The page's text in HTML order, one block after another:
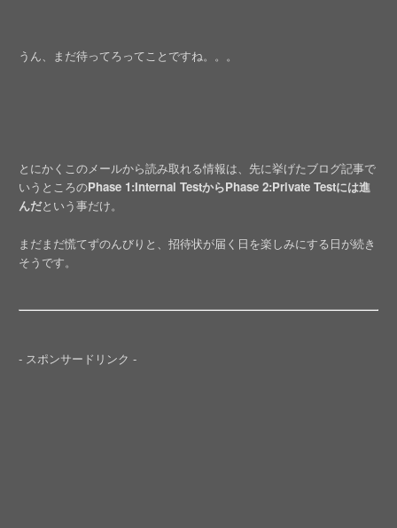
うん、まだ待ってろってことですね。。。
とにかくこのメールから読み取れる情報は、先に挙げたブログ記事で
いうところのPhase 1:Internal TestからPhase 2:Private Testには進
んだという事だけ。
まだまだ慌てずのんびりと、招待状が届く日を楽しみにする日が続き
そうです。
- スポンサードリンク -